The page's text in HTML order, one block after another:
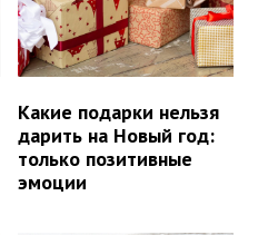
Какие подарки нельзя
дарить на Новый год:
только позитивные
эмоции